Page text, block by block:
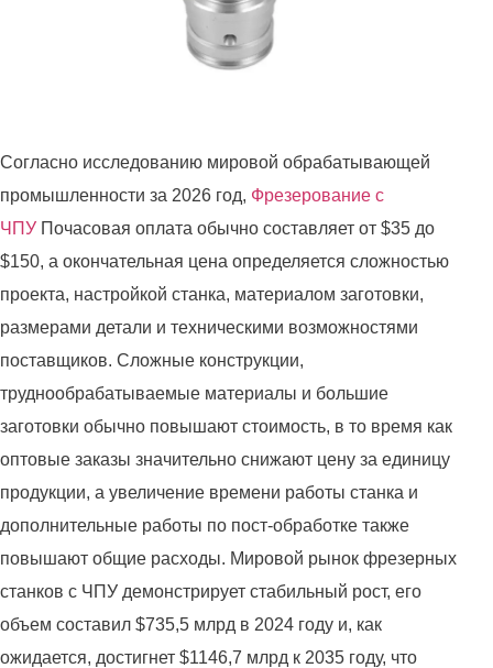
Согласно исследованию мировой обрабатывающей
промышленности за 2026 год, Фрезерование с
ЧПУ Почасовая оплата обычно составляет от $35 до
$150, а окончательная цена определяется сложностью
проекта, настройкой станка, материалом заготовки,
размерами детали и техническими возможностями
поставщиков. Сложные конструкции,
труднообрабатываемые материалы и большие
заготовки обычно повышают стоимость, в то время как
оптовые заказы значительно снижают цену за единицу
продукции, а увеличение времени работы станка и
дополнительные работы по пост-обработке также
повышают общие расходы. Мировой рынок фрезерных
станков с ЧПУ демонстрирует стабильный рост, его
объем составил $735,5 млрд в 2024 году и, как
ожидается, достигнет $1146,7 млрд к 2035 году, что